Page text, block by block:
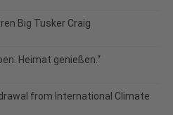
Big Tusker Craig
Heimat genießen.“
from International Climate